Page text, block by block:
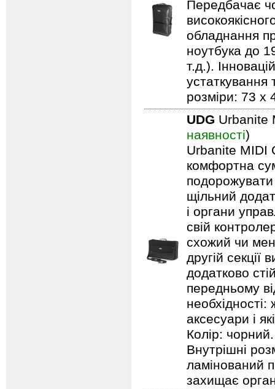
Передбачає
обладнання
ноутбука до
т.д.).
устаткування
розміри: 73 x
UDG Urbanite
наявності)
Urbanite MIDI
комфортна
щільний
і органи
свій
схожий чи
другій
додатково
передньому
аксесуари і
Колір:
Внутрішні
ламінований
захищає